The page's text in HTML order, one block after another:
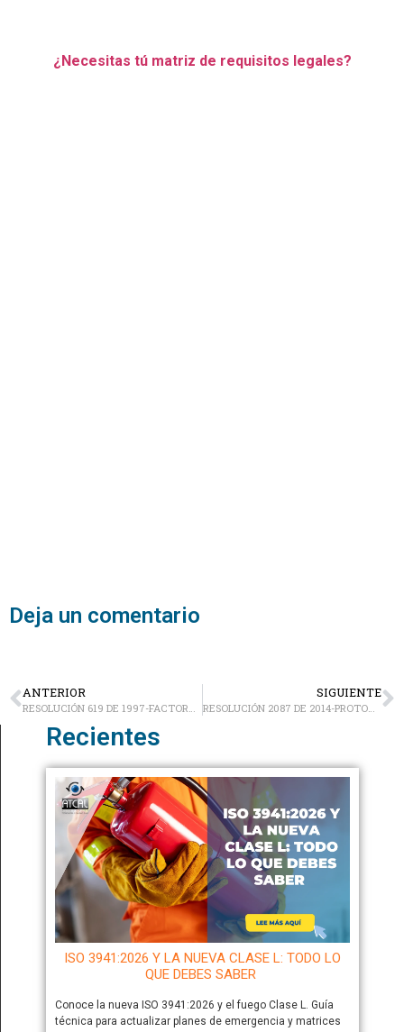
¿Necesitas tú matriz de requisitos legales?
Deja un comentario
ANTERIOR SIGUIENTE
RESOLUCIÓN 2087 DE 2014-PROTOCOLO PARA EL MONITOREO, CONTROL Y VIGILANCIA DE OLORES OFENSIVOS
Recientes
ISO 3941:2026 Y LA NUEVA CLASE L: TODO LO
QUE DEBES SABER
Conoce la nueva ISO 3941:2026 y el fuego Clase L. Guía
técnica para actualizar planes de emergencia y matrices